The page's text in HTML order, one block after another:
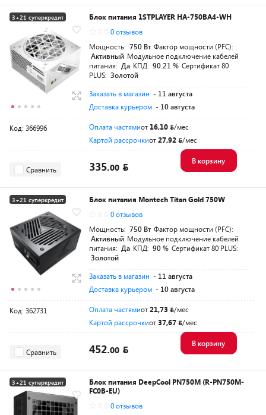
3+21 суперкредит
Разумная цена
Блок питания 1STPLAYER HA-750BA4-WH
0 отзывов
Мощность: 750 Вт Фактор мощности (PFC):
Активный Модульное подключение кабелей
питания: Да КПД: 90.21 % Сертификат 80
PLUS: Золотой
Заказать в магазин - 11 августа
Доставка курьером - 10 августа
Код: 366996 Оплата частямиот 16,10
/мес
Картой рассрочкиот27,92 /мес
Сравнить 335.00
В корзину
3+21 суперкредит
Разумная цена
Блок питания Montech Titan Gold 750W
0 отзывов
Мощность: 750 Вт Фактор мощности (PFC):
Активный Модульное подключение кабелей
питания: Да КПД: 90 % Сертификат 80 PLUS:
Золотой
Заказать в магазин - 11 августа
Доставка курьером - 10 августа
Код: 362731 Оплата частямиот21,73
/мес
Картой рассрочкиот37,67 /мес
Сравнить 452.00
В корзину
3+21 суперкредит
Разумная цена
Блок питания DeepCool PN750M (R-PN750M-
FC0B-EU)
0 отзывов